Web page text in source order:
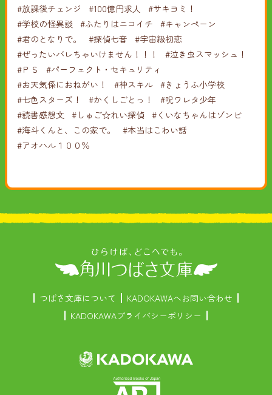
#放課後チェンジ
#100億円求人
#サキヨミ！
#学校の怪異談 #ふたりはニコイチ
#キャンペーン
#君のとなりで。
#探偵七音
#宇宙級初恋
#ぜったいバレちゃいけません！！！
#泣き虫スマッシュ！
#ＰＳ
#パーフェクト・セキュリティ
#お天気係におねがい！
#神スキル #きょうふ小学校
#七色スターズ！
#かくしごとっ！
#呪ワレタ少年
#読書感想文
#しゅご☆れい探偵 #くいなちゃんはゾンビ
#海斗くんと、この家で。
#本当はこわい話
#アオハル１００％
つばさ文庫について
KADOKAWAへお問い合わせ
KADOKAWAプライバシーポリシー